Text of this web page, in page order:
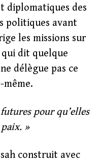
diplomatiques des
politiques avant
les missions sur
dit quelque
délègue pas ce
pour qu’elles
»
construit avec